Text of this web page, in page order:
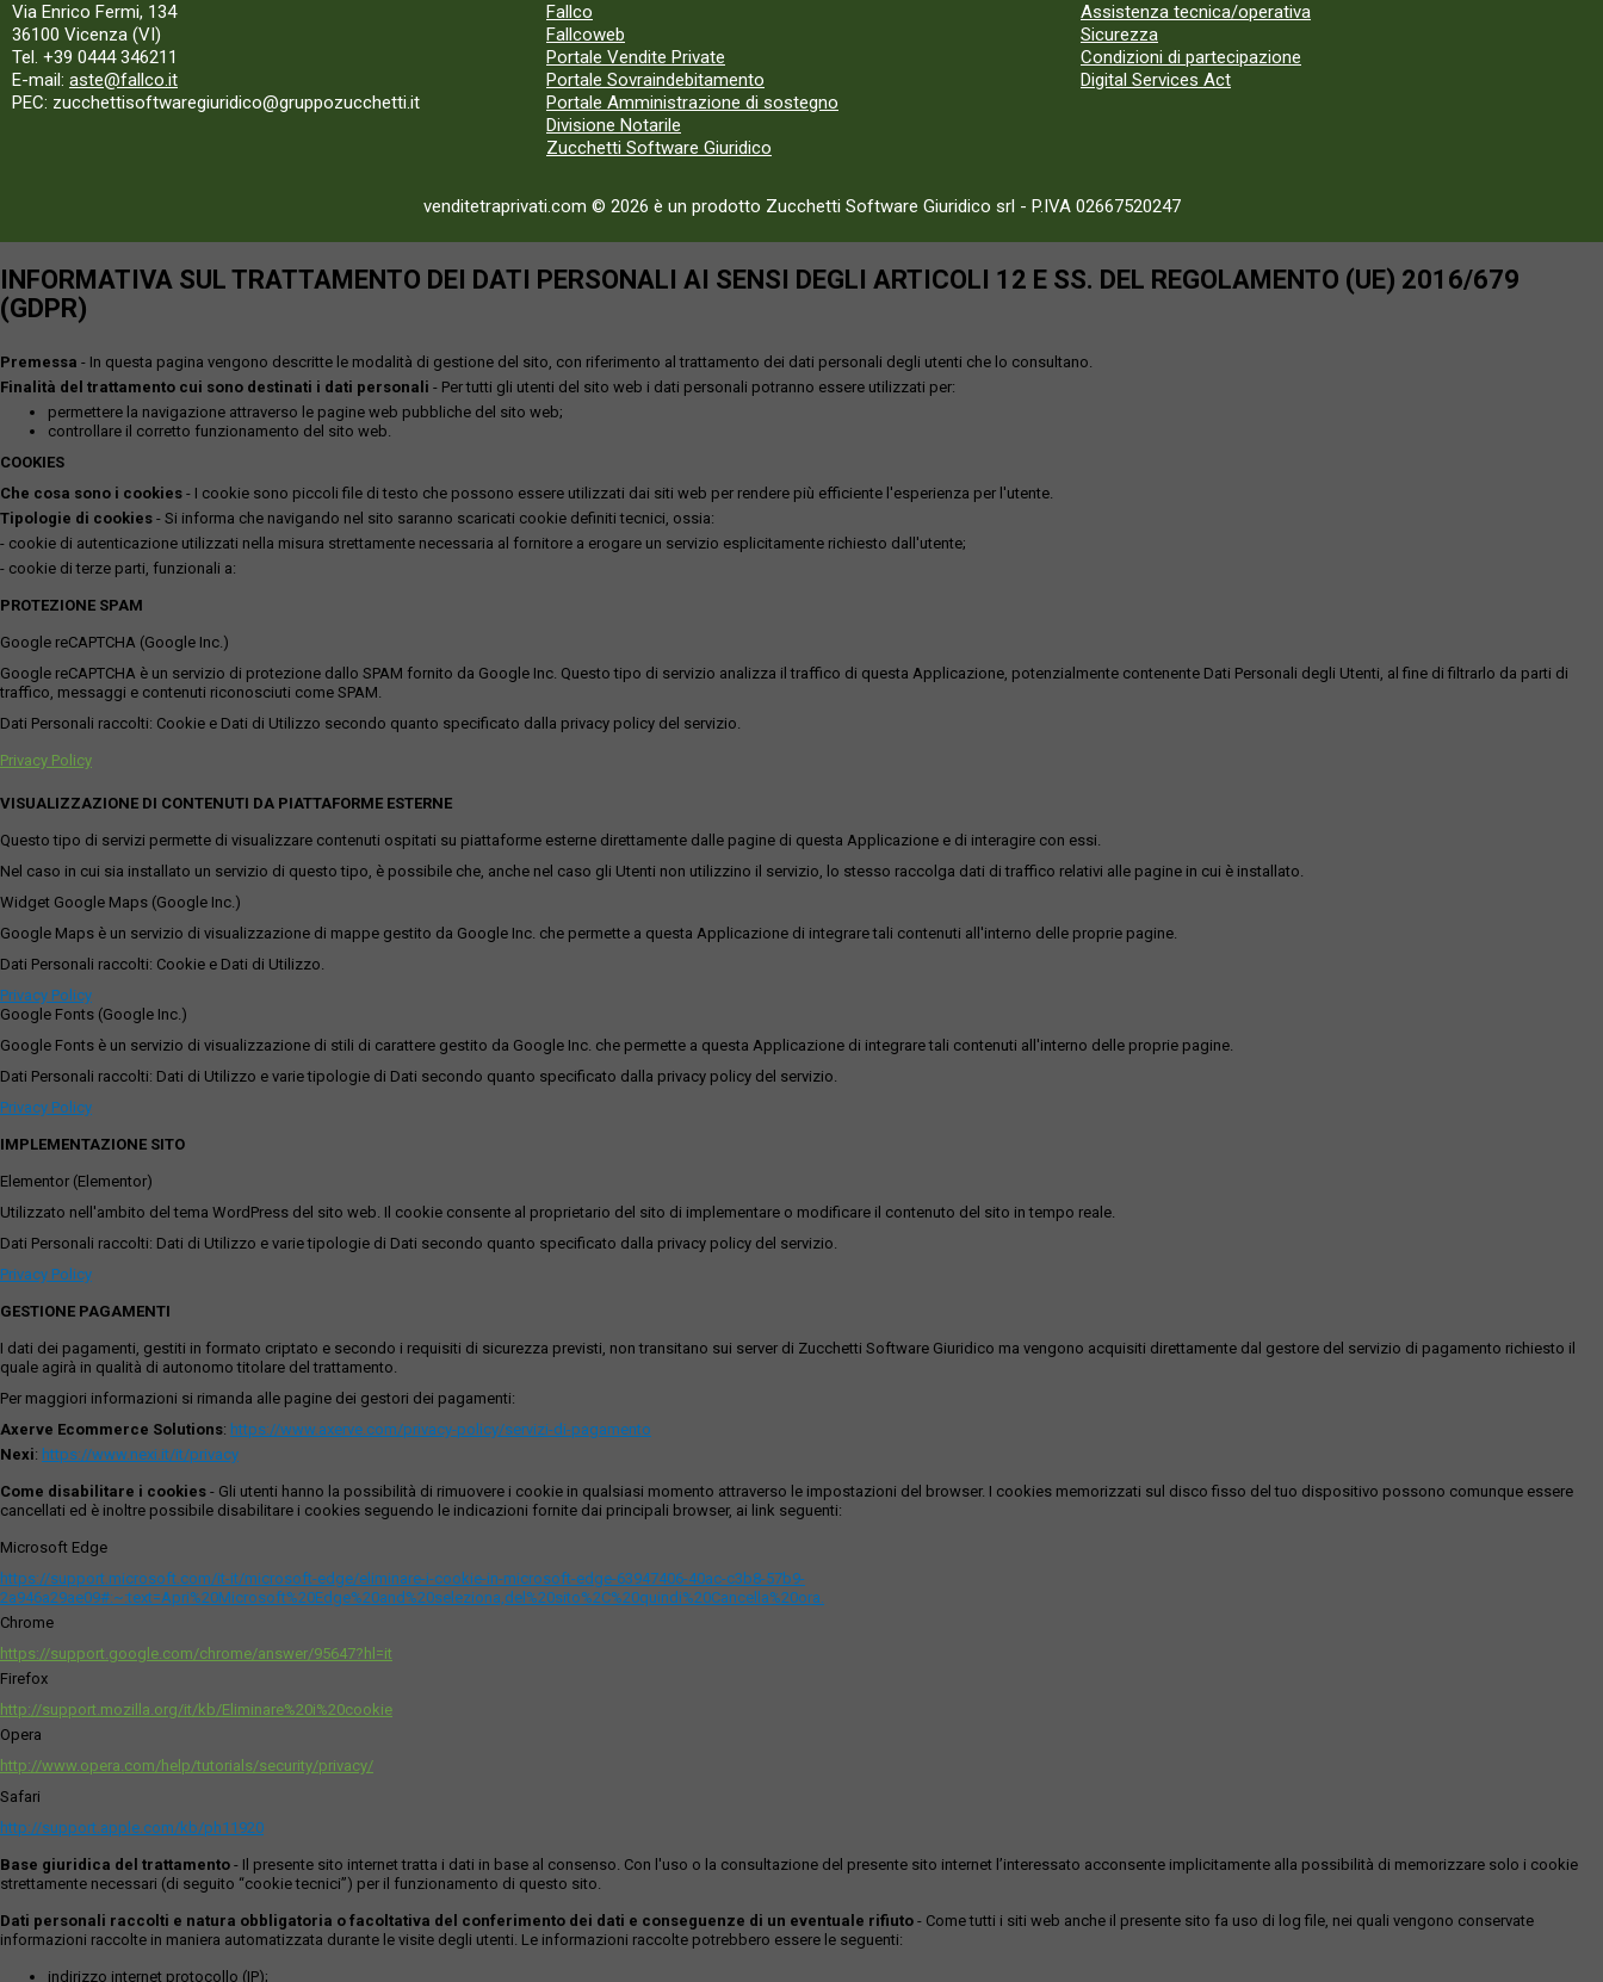
Via Enrico Fermi, 134
36100 Vicenza (VI)
Tel. +39 0444 346211
E-mail: aste@fallco.it
PEC: zucchettisoftwaregiuridico@gruppozucchetti.it
Fallco
Fallcoweb
Portale Vendite Private
Portale Sovraindebitamento
Portale Amministrazione di sostegno
Divisione Notarile
Zucchetti Software Giuridico
Assistenza tecnica/operativa
Sicurezza
Condizioni di partecipazione
Digital Services Act
venditetraprivati.com © 2026 è un prodotto Zucchetti Software Giuridico srl - P.IVA 02667520247
INFORMATIVA SUL TRATTAMENTO DEI DATI PERSONALI AI SENSI DEGLI ARTICOLI 12 E SS. DEL REGOLAMENTO (UE) 2016/679
(GDPR)
Premessa - In questa pagina vengono descritte le modalità di gestione del sito, con riferimento al trattamento dei dati personali degli utenti che lo consultano.
Finalità del trattamento cui sono destinati i dati personali - Per tutti gli utenti del sito web i dati personali potranno essere utilizzati per:
permettere la navigazione attraverso le pagine web pubbliche del sito web;
controllare il corretto funzionamento del sito web.
COOKIES
Che cosa sono i cookies - I cookie sono piccoli file di testo che possono essere utilizzati dai siti web per rendere più efficiente l'esperienza per l'utente.
Tipologie di cookies - Si informa che navigando nel sito saranno scaricati cookie definiti tecnici, ossia:
- cookie di autenticazione utilizzati nella misura strettamente necessaria al fornitore a erogare un servizio esplicitamente richiesto dall'utente;
- cookie di terze parti, funzionali a:
PROTEZIONE SPAM
Google reCAPTCHA (Google Inc.)
Google reCAPTCHA è un servizio di protezione dallo SPAM fornito da Google Inc. Questo tipo di servizio analizza il traffico di questa Applicazione, potenzialmente contenente Dati Personali degli Utenti, al fine di filtrarlo da parti di
traffico, messaggi e contenuti riconosciuti come SPAM.
Dati Personali raccolti: Cookie e Dati di Utilizzo secondo quanto specificato dalla privacy policy del servizio.
Privacy Policy
VISUALIZZAZIONE DI CONTENUTI DA PIATTAFORME ESTERNE
Questo tipo di servizi permette di visualizzare contenuti ospitati su piattaforme esterne direttamente dalle pagine di questa Applicazione e di interagire con essi.
Nel caso in cui sia installato un servizio di questo tipo, è possibile che, anche nel caso gli Utenti non utilizzino il servizio, lo stesso raccolga dati di traffico relativi alle pagine in cui è installato.
Widget Google Maps (Google Inc.)
Google Maps è un servizio di visualizzazione di mappe gestito da Google Inc. che permette a questa Applicazione di integrare tali contenuti all'interno delle proprie pagine.
Dati Personali raccolti: Cookie e Dati di Utilizzo.
Privacy Policy
Google Fonts (Google Inc.)
Google Fonts è un servizio di visualizzazione di stili di carattere gestito da Google Inc. che permette a questa Applicazione di integrare tali contenuti all'interno delle proprie pagine.
Dati Personali raccolti: Dati di Utilizzo e varie tipologie di Dati secondo quanto specificato dalla privacy policy del servizio.
Privacy Policy
IMPLEMENTAZIONE SITO
Elementor (Elementor)
Utilizzato nell'ambito del tema WordPress del sito web. Il cookie consente al proprietario del sito di implementare o modificare il contenuto del sito in tempo reale.
Dati Personali raccolti: Dati di Utilizzo e varie tipologie di Dati secondo quanto specificato dalla privacy policy del servizio.
Privacy Policy
GESTIONE PAGAMENTI
I dati dei pagamenti, gestiti in formato criptato e secondo i requisiti di sicurezza previsti, non transitano sui server di Zucchetti Software Giuridico ma vengono acquisiti direttamente dal gestore del servizio di pagamento richiesto il
quale agirà in qualità di autonomo titolare del trattamento.
Per maggiori informazioni si rimanda alle pagine dei gestori dei pagamenti:
Axerve Ecommerce Solutions: https://www.axerve.com/privacy-policy/servizi-di-pagamento
Nexi: https://www.nexi.it/it/privacy
Come disabilitare i cookies - Gli utenti hanno la possibilità di rimuovere i cookie in qualsiasi momento attraverso le impostazioni del browser. I cookies memorizzati sul disco fisso del tuo dispositivo possono comunque essere
cancellati ed è inoltre possibile disabilitare i cookies seguendo le indicazioni fornite dai principali browser, ai link seguenti:
Microsoft Edge
https://support.microsoft.com/it-it/microsoft-edge/eliminare-i-cookie-in-microsoft-edge-63947406-40ac-c3b8-57b9-
2a946a29ae09#:~:text=Apri%20Microsoft%20Edge%20and%20seleziona,del%20sito%2C%20quindi%20Cancella%20ora.
Chrome
https://support.google.com/chrome/answer/95647?hl=it
Firefox
http://support.mozilla.org/it/kb/Eliminare%20i%20cookie
Opera
http://www.opera.com/help/tutorials/security/privacy/
Safari
http://support.apple.com/kb/ph11920
Base giuridica del trattamento - Il presente sito internet tratta i dati in base al consenso. Con l'uso o la consultazione del presente sito internet l’interessato acconsente implicitamente alla possibilità di memorizzare solo i cookie
strettamente necessari (di seguito “cookie tecnici”) per il funzionamento di questo sito.
Dati personali raccolti e natura obbligatoria o facoltativa del conferimento dei dati e conseguenze di un eventuale rifiuto - Come tutti i siti web anche il presente sito fa uso di log file, nei quali vengono conservate
informazioni raccolte in maniera automatizzata durante le visite degli utenti. Le informazioni raccolte potrebbero essere le seguenti:
indirizzo internet protocollo (IP);